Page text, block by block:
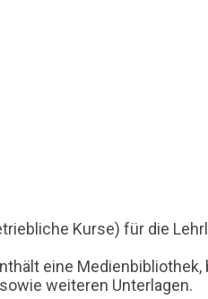
Kurse) für die
eine
weiteren Unterlagen.